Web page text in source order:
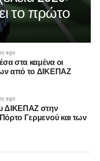
το πρώτο
ago
στα καμένα οι
από το ΔΙΚΕΠΑΖ
ago
ΔΙΚΕΠΑΖ στην
Γερμενού και των